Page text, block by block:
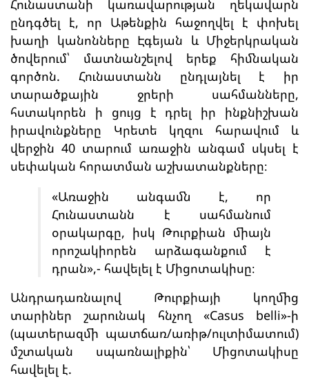
Հունաստանի կառավարության ղեկավարն
ընդգծել է, որ Աթենքին հաջողվել է փոխել
խաղի կանոնները Էգեյան և Միջերկրական
ծովերում՝ մատնանշելով երեք հիմնական
գործոն. Հունաստանն ընդլայնել է իր
տարածքային ջրերի սահմանները,
հստակորեն ի ցույց է դրել իր ինքնիշխան
իրավունքները Կրետե կղզու հարավում և
վերջին 40 տարում առաջին անգամ սկսել է
սեփական հորատման աշխատանքները։
«Առաջին անգամն է, որ
Հունաստանն է սահմանում
օրակարգը, իսկ Թուրքիան միայն
որոշակիորեն արձագանքում է
դրան»,- հավելել է Միցոտակիսը։
Անդրադառնալով Թուրքիայի կողմից
տարիներ շարունակ հնչող «Casus belli»-ի
(պատերազմի պատճառ/առիթ/ուլտիմատում)
մշտական սպառնալիքին՝ Միցոտակիսը
հավելել է.